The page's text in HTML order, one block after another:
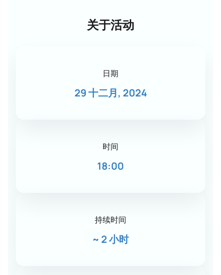
关于活动
日期
29 十二月, 2024
时间
18:00
持续时间
~ 2 小时